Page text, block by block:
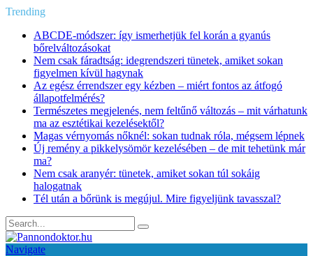
Trending
ABCDE‑módszer: így ismerhetjük fel korán a gyanús
bőrelváltozásokat
Nem csak fáradtság: idegrendszeri tünetek, amiket sokan
figyelmen kívül hagynak
Az egész érrendszer egy kézben – miért fontos az átfogó
állapotfelmérés?
Természetes megjelenés, nem feltűnő változás – mit várhatunk
ma az esztétikai kezelésektől?
Magas vérnyomás nőknél: sokan tudnak róla, mégsem lépnek
Új remény a pikkelysömör kezelésében – de mit tehetünk már
ma?
Nem csak aranyér: tünetek, amiket sokan túl sokáig
halogatnak
Tél után a bőrünk is megújul. Mire figyeljünk tavasszal?
Navigate